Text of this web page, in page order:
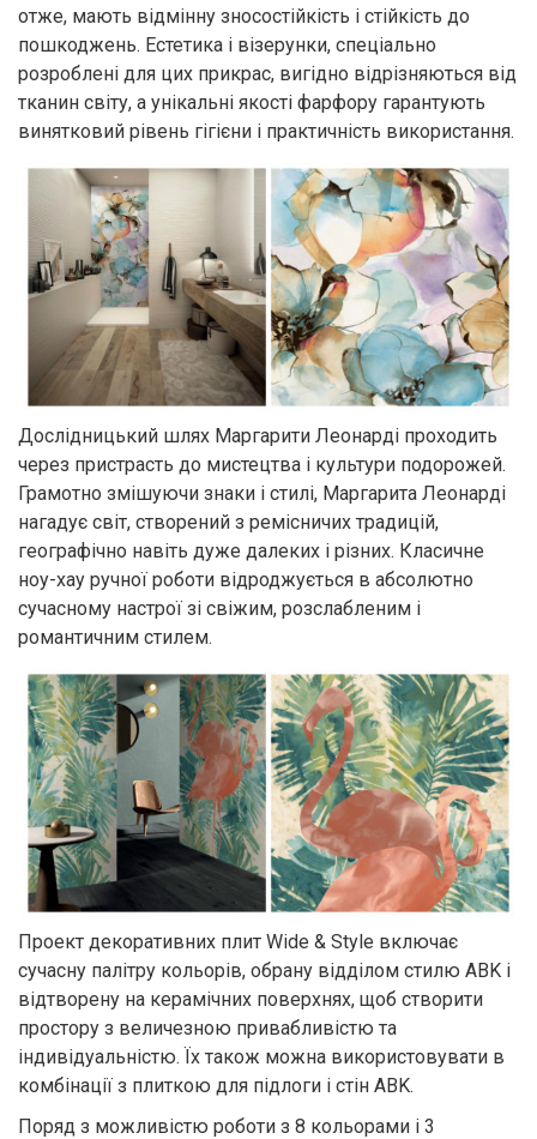
отже, мають відмінну зносостійкість і стійкість до
пошкоджень. Естетика і візерунки, спеціально
розроблені для цих прикрас, вигідно відрізняються від
тканин світу, а унікальні якості фарфору гарантують
винятковий рівень гігієни і практичність використання.
Дослідницький шлях Маргарити Леонарді проходить
через пристрасть до мистецтва і культури подорожей.
Грамотно змішуючи знаки і стилі, Маргарита Леонарді
нагадує світ, створений з ремісничих традицій,
географічно навіть дуже далеких і різних. Класичне
ноу-хау ручної роботи відроджується в абсолютно
сучасному настрої зі свіжим, розслабленим і
романтичним стилем.
Проект декоративних плит Wide & Style включає
сучасну палітру кольорів, обрану відділом стилю ABK і
відтворену на керамічних поверхнях, щоб створити
простору з величезною привабливістю та
індивідуальністю. Їх також можна використовувати в
комбінації з плиткою для підлоги і стін ABK.
Поряд з можливістю роботи з 8 кольорами і 3